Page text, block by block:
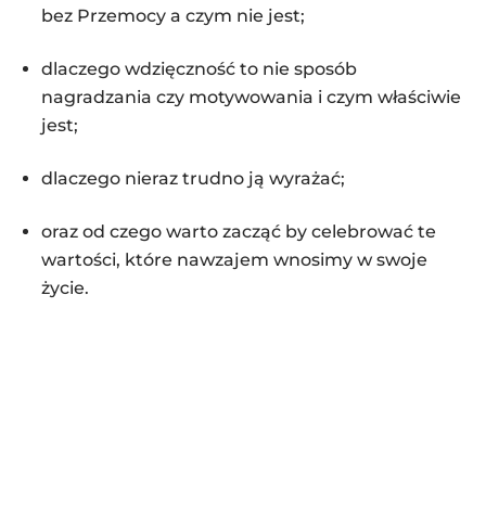
bez Przemocy a czym nie jest;
dlaczego wdzięczność to nie sposób
nagradzania czy motywowania i czym właściwie
jest;
dlaczego nieraz trudno ją wyrażać;
oraz od czego warto zacząć by celebrować te
wartości, które nawzajem wnosimy w swoje
życie.